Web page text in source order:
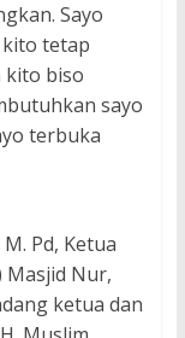
Sayo
tetap
biso
sayo
terbuka
Pd, Ketua
Masjid Nur,
ketua dan